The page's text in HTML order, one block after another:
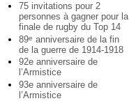
75 invitations pour 2
personnes à gagner pour la
finale de rugby du Top 14
89e anniversaire de la fin
de la guerre de 1914-1918
92e anniversaire de
l’Armistice
93e anniversaire de
l’Armistice